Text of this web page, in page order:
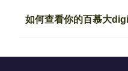
如何查看你的百慕大